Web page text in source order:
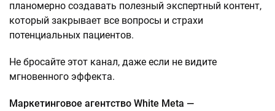
планомерно создавать полезный экспертный контент,
который закрывает все вопросы и страхи
потенциальных пациентов.
Не бросайте этот канал, даже если не видите
мгновенного эффекта.
Маркетинговое агентство White Meta —